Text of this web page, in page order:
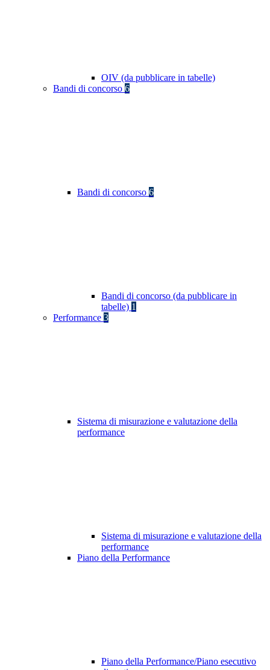
OIV (da pubblicare in tabelle)
Bandi di concorso 6
Bandi di concorso 6
Bandi di concorso (da pubblicare in
tabelle) 1
Performance 3
Sistema di misurazione e valutazione della
performance
Sistema di misurazione e valutazione della
performance
Piano della Performance
Piano della Performance/Piano esecutivo